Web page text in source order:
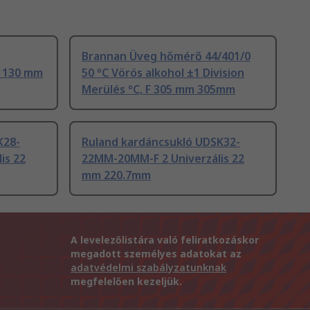
mm
Brannan Üveg hőmérő 44/401/0
50 °C Vörös alkohol ±1 Division
Merülés °C, F 305 mm 305mm
22
Ruland kardáncsukló UDSK32-
22MM-20MM-F 2 Univerzális 22
mm 220.7mm
A levelezőlistára való feliratkozáskor
megadott személyes adatokat az
adatvédelmi szabályzatunknak
megfelelően kezeljük.